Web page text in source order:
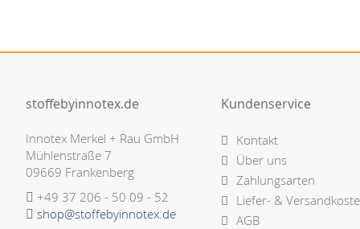
stoffebyinnotex.de
Innotex Merkel + Rau GmbH
Mühlenstraße 7
09669 Frankenberg
+49 37 206 - 50 09 - 52
shop@stoffebyinnotex.de
Kundenservice
Kontakt
Über uns
Zahlungsarten
Liefer- &
AGB